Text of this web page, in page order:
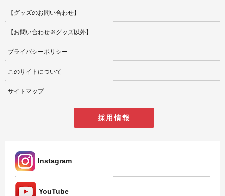
【グッズのお問い合わせ】
【お問い合わせ※グッズ以外】
プライバシーポリシー
このサイトについて
サイトマップ
採用情報
Instagram
YouTube